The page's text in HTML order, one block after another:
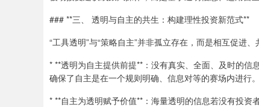
### **三、 透明与自主的共生：构建理性投资新范式**
“工具透明”与“策略自主”并非孤立存在，而是相互促进、
* **透明为自主提供前提**：没有真实、全面、及时的信
确保了自主是在一个规则明确、信息对等的赛场内进行。
* **自主为透明赋予价值**：海量透明的信息若没有投